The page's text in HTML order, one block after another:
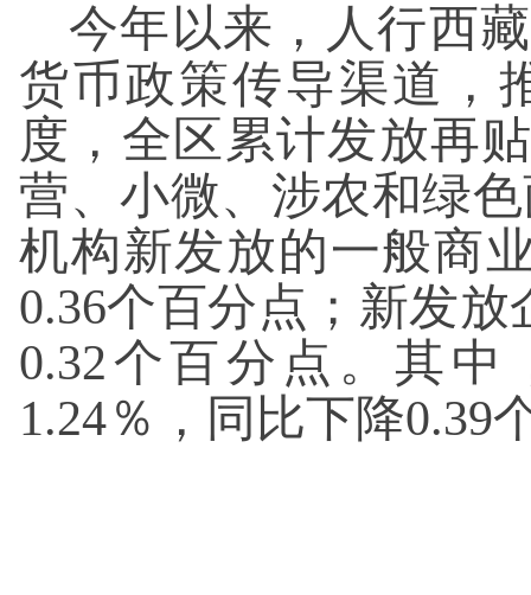
今年以来，人行西
货币政策传导渠道，
度，全区累计发放再
营、小微、涉农和绿
机构新发放的一般商
0.36个百分点；新发
0.32个百分点。其
1.24％，同比下降0.39